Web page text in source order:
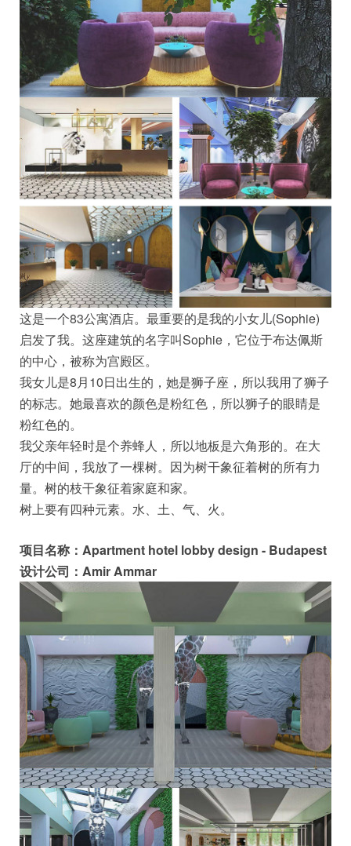
这是一个83公寓酒店。最重要的是我的小女儿(Sophie)
启发了我。这座建筑的名字叫Sophie，它位于布达佩斯
的中心，被称为宫殿区。
我女儿是8月10日出生的，她是狮子座，所以我用了狮子
的标志。她最喜欢的颜色是粉红色，所以狮子的眼睛是
粉红色的。
我父亲年轻时是个养蜂人，所以地板是六角形的。在大
厅的中间，我放了一棵树。因为树干象征着树的所有力
量。树的枝干象征着家庭和家。
树上要有四种元素。水、土、气、火。
项目名称：Apartment hotel lobby design - Budapest
设计公司：Amir Ammar